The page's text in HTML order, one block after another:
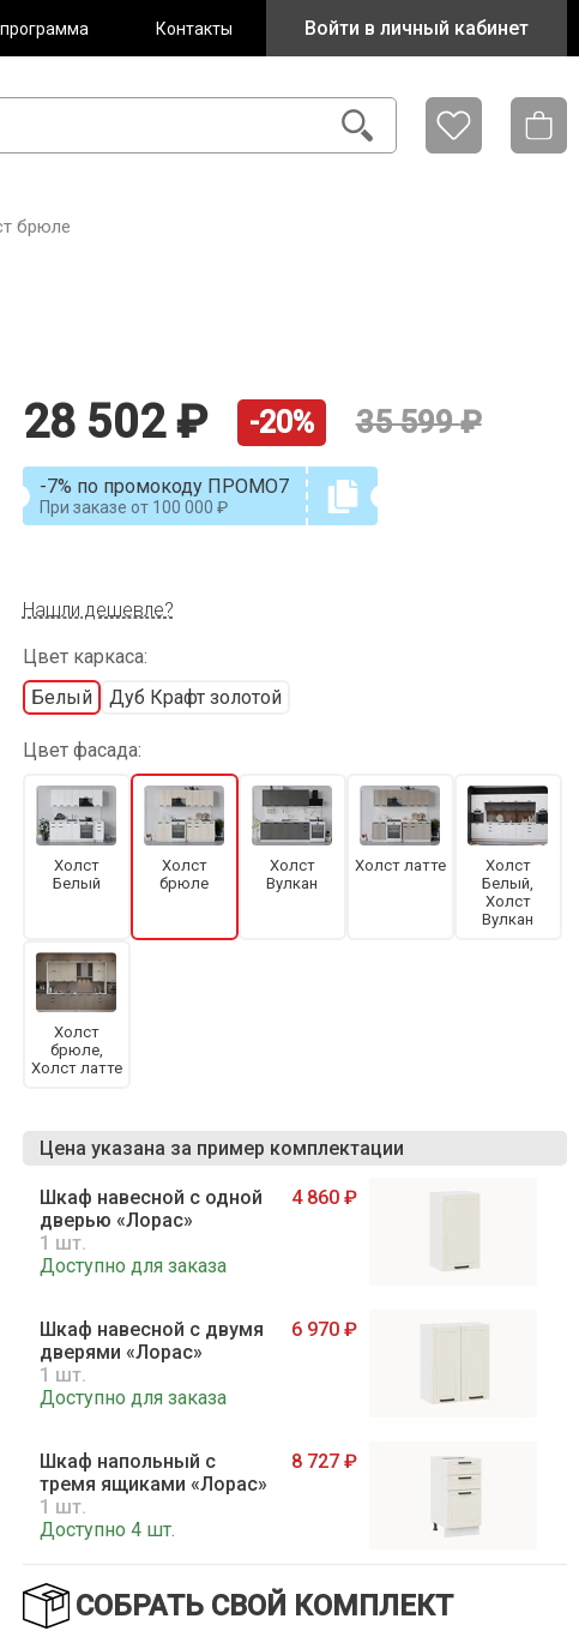
Контакты Войти в личный кабинет
брюле
28 502 -20% 35 599
-7% по промокоду ПРОМО7
При заказе от 100 000
Нашли дешевле?
Цвет каркаса:
Белый
Дуб Крафт золотой
Цвет фасада:
Холст
Белый
Холст
брюле
Холст
Вулкан
Холст латте
Холст
Белый,
Холст
Вулкан
Холст
брюле,
Холст латте
Цена указана за пример комплектации
Шкаф навесной c одной
дверью «Лорас»
1 шт.
Доступно для заказа
4 860
Шкаф навесной c двумя
дверями «Лорас»
1 шт.
Доступно для заказа
6 970
Шкаф напольный с
тремя ящиками «Лорас»
1 шт.
Доступно 4 шт.
8 727
Шкаф напольный с
двумя дверями «Лорас»
7 945
СОБРАТЬ СВОЙ КОМПЛЕКТ